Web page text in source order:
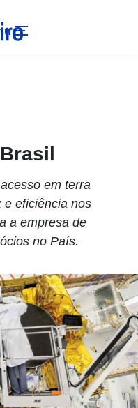
em terra
e eficiência nos
a empresa de
no País.